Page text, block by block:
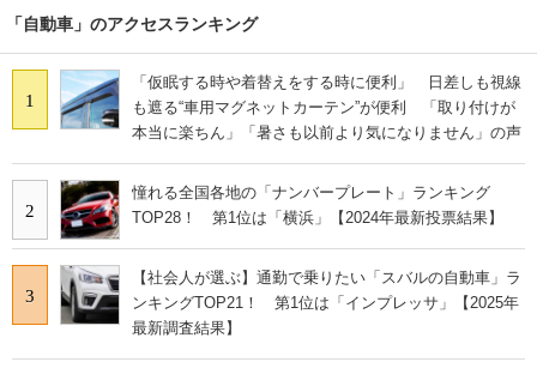
「自動車」のアクセスランキング
1
「仮眠する時や着替えをする時に便利」 日差しも視線
も遮る“車用マグネットカーテン”が便利 「取り付けが
本当に楽ちん」「暑さも以前より気になりません」の声
2
憧れる全国各地の「ナンバープレート」ランキング
TOP28！ 第1位は「横浜」【2024年最新投票結果】
3
【社会人が選ぶ】通勤で乗りたい「スバルの自動車」ラ
ンキングTOP21！ 第1位は「インプレッサ」【2025年
最新調査結果】